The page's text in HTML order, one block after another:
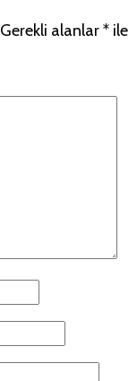
Gerekli alanlar* ile